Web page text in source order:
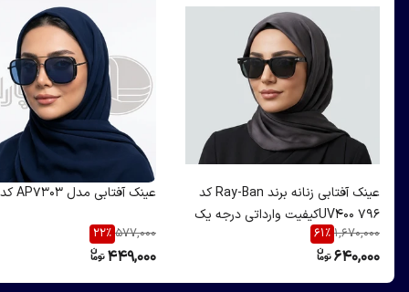
عینک آفتابی زنانه برند Ray-Ban کد
796 UV400کیفیت وارداتی درجه یک
1,670,000
61%
640,000
عینک آفتابی مدل AP7303 کد۵۰۳
577,000
22%
449,000